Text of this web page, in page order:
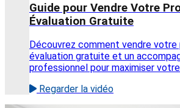
Guide pour Vendre Votre
Évaluation Gratuite
Découvrez comment vendre
évaluation gratuite et un
professionnel pour maximiser
Regarder la vidéo